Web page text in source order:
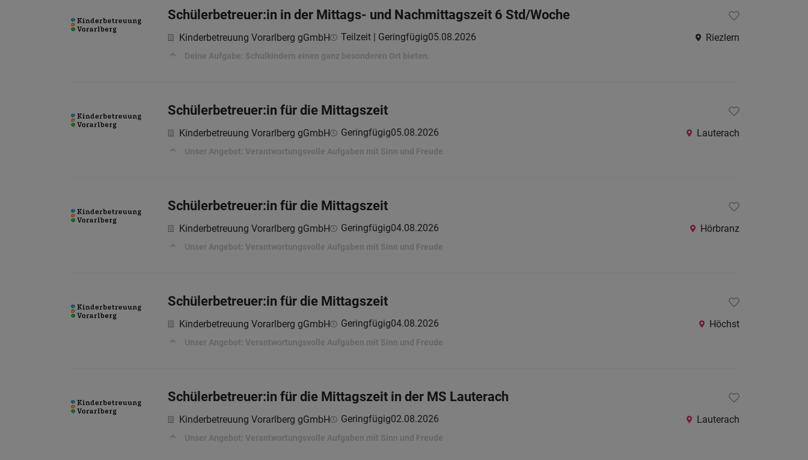
Schülerbetreuer:in in der Mittags- und Nachmittagszeit 6 Std/Woche
Kinderbetreuung Vorarlberg gGmbH Teilzeit | Geringfügig05.08.2026 Riezlern
Deine Aufgabe: Schulkindern einen ganz besonderen Ort bieten.
Schülerbetreuer:in für die Mittagszeit
Kinderbetreuung Vorarlberg gGmbH Geringfügig05.08.2026 Lauterach
Unser Angebot: Verantwortungsvolle Aufgaben mit Sinn und Freude
Schülerbetreuer:in für die Mittagszeit
Kinderbetreuung Vorarlberg gGmbH Geringfügig04.08.2026 Hörbranz
Unser Angebot: Verantwortungsvolle Aufgaben mit Sinn und Freude
Schülerbetreuer:in für die Mittagszeit
Kinderbetreuung Vorarlberg gGmbH Geringfügig04.08.2026 Höchst
Unser Angebot: Verantwortungsvolle Aufgaben mit Sinn und Freude
Schülerbetreuer:in für die Mittagszeit in der MS Lauterach
Kinderbetreuung Vorarlberg gGmbH Geringfügig02.08.2026 Lauterach
Unser Angebot: Verantwortungsvolle Aufgaben mit Sinn und Freude